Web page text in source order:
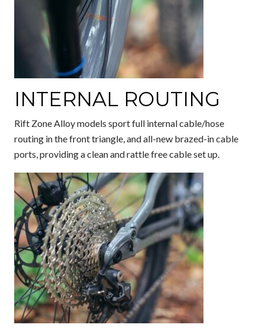
INTERNAL ROUTING
Rift Zone Alloy models sport full internal cable/hose
routing in the front triangle, and all-new brazed-in cable
ports, providing a clean and rattle free cable set up.